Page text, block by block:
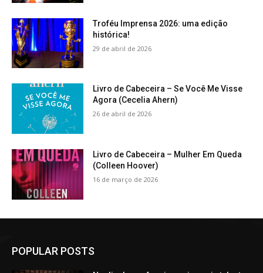
Troféu Imprensa 2026: uma edição
histórica!
29 de abril de 2026
Livro de Cabeceira – Se Você Me Visse
Agora (Cecelia Ahern)
26 de abril de 2026
Livro de Cabeceira – Mulher Em Queda
(Colleen Hoover)
16 de março de 2026
POPULAR POSTS